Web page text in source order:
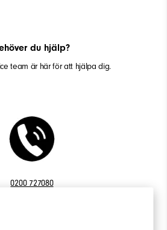
du hjälp?
team är här för att hjälpa dig.
0200 727080